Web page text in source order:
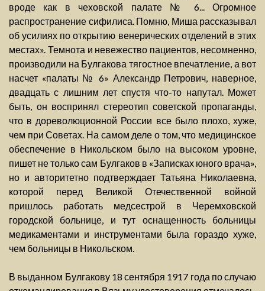
вроде как в чеховской палате № 6... Огромное
распространение сифилиса. Помню, Миша рассказывал
об усилиях по открытию венерических отделений в этих
местах». Темнота и невежество пациентов, несомненно,
производили на Булгакова тягостное впечатление, а вот
насчет «палаты № 6» Александр Петрович, наверное,
двадцать с лишним лет спустя что-то напутал. Может
быть, он воспринял стереотип советской пропаганды,
что в дореволюционной России все было плохо, хуже,
чем при Советах. На самом деле о том, что медицинское
обеспечение в Никольском было на высоком уровне,
пишет не только сам Булгаков в «Записках юного врача»,
но и авторитетно подтверждает Татьяна Николаевна,
которой перед Великой Отечественной войной
пришлось работать медсестрой в Черемховской
городской больнице, и тут оснащенность больницы
медикаментами и инструментами была гораздо хуже,
чем больницы в Никольском.
В выданном Булгакову 18 сентября 1917 года по случаю